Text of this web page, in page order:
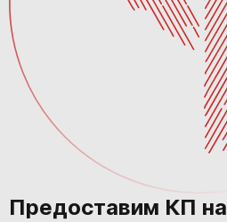
Предоставим КП на